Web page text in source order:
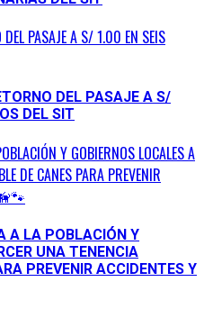
PASAJE A S/ 1.00 EN SEIS
DEL PASAJE A S/
DEL SIT
Y GOBIERNOS LOCALES A
DE CANES PARA PREVENIR
A LA POBLACIÓN Y
UNA TENENCIA
PREVENIR ACCIDENTES Y